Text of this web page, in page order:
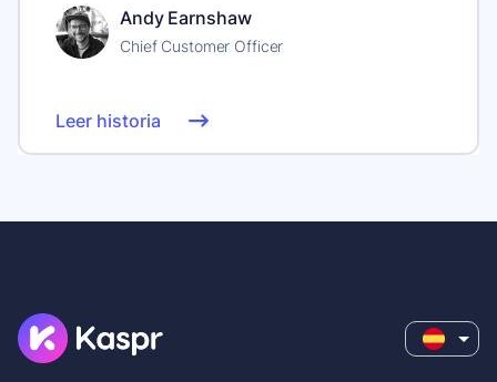
Andy Earnshaw
Chief Customer Officer
Leer historia